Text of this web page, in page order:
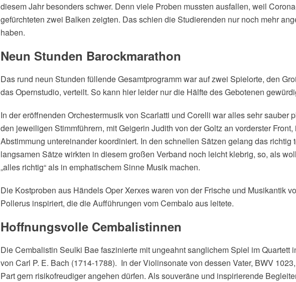
diesem Jahr besonders schwer. Denn viele Proben mussten ausfallen, weil
gefürchteten zwei Balken zeigten. Das schien die Studierenden nur noch mehr
haben.
Neun Stunden Barockmarathon
Das rund neun Stunden füllende Gesamtprogramm war auf zwei Spielorte, den
das Opernstudio, verteilt. So kann hier leider nur die Hälfte des Gebotenen
In der eröffnenden Orchestermusik von Scarlatti und Corelli war alles sehr sauber
den jeweiligen Stimmführern, mit Geigerin Judith von der Goltz an vorderster Front,
Abstimmung untereinander koordiniert. In den schnellen Sätzen gelang das richtig
langsamen Sätze wirkten in diesem großen Verband noch leicht klebrig, so, als
„alles richtig“ als in emphatischem Sinne Musik machen.
Die Kostproben aus Händels Oper Xerxes waren von der Frische und Musikantik
Pollerus inspiriert, die die Aufführungen vom Cembalo aus leitete.
Hoffnungsvolle Cembalistinnen
Die Cembalistin Seulki Bae faszinierte mit ungeahnt sanglichem Spiel im Quartett
von Carl P. E. Bach (1714-1788). In der Violinsonate von dessen Vater, BWV
Part gern risikofreudiger angehen dürfen. Als souveräne und inspirierende